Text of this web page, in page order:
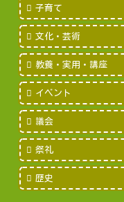
子育て
文化・芸術
教養・実用・講座
イベント
議会
祭礼
歴史